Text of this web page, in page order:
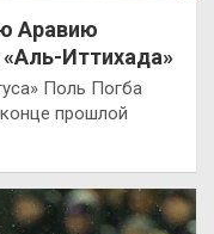
Аравию
Иттихада»
Поль Погба
прошлой